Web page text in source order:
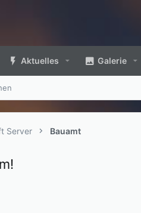
Aktuelles Galerie
Server Bauamt